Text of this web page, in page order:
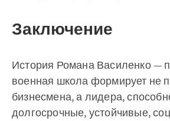
Заключение
История Романа Василенко —
военная школа формирует не
бизнесмена, а лидера,
долгосрочные, устойчивые,